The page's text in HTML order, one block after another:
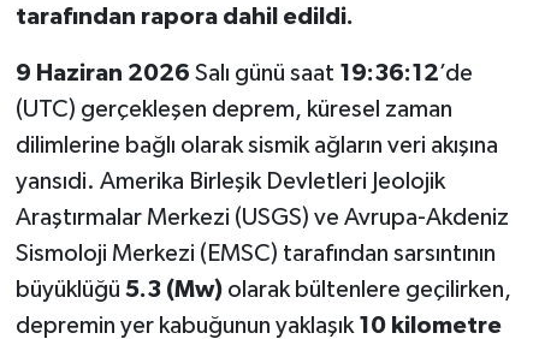
tarafından rapora dahil edildi.
9 Haziran 2026 Salı günü saat 19:36:12’de
(UTC) gerçekleşen deprem, küresel zaman
dilimlerine bağlı olarak sismik ağların veri akışına
yansıdi. Amerika Birleşik Devletleri Jeolojik
Araştırmalar Merkezi (USGS) ve Avrupa-Akdeniz
Sismoloji Merkezi (EMSC) tarafından sarsıntının
büyüklüğü 5.3 (Mw)olarak bültenlere geçilirken,
depremin yer kabuğunun yaklaşık 10 kilometre
Kepsut
KÜLTÜR-SANAT
MAGAZİN
MANŞET
Manyas
OLAY